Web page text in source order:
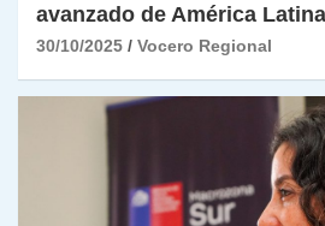
avanzado de América Latina
30/10/2025 Vocero Regional